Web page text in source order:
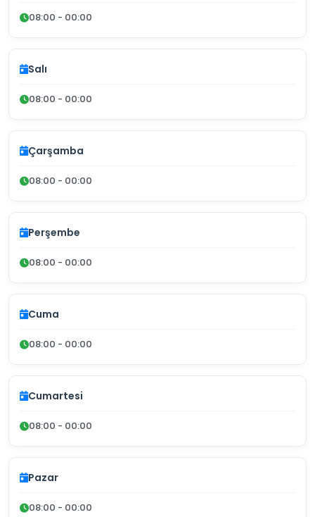
08:00 - 00:00
Salı
08:00 - 00:00
Çarşamba
08:00 - 00:00
Perşembe
08:00 - 00:00
Cuma
08:00 - 00:00
Cumartesi
08:00 - 00:00
Pazar
08:00 - 00:00